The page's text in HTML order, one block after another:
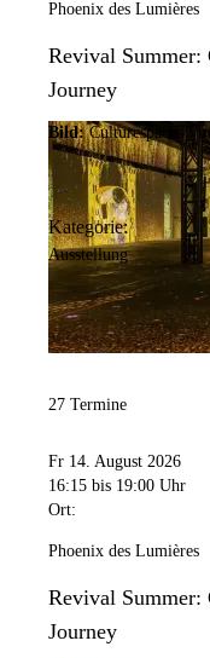
Phoenix des Lumières
Revival Summer:
Journey
Bild: Culturespaces/
Kategorie:
Ausstellung
27 Termine
Fr 14. August 2026
16:15 bis 19:00 Uhr
Ort:
Phoenix des Lumières
Revival Summer:
Journey